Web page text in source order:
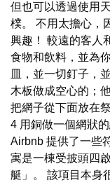
但也可以透過使用
樸。 不用太擔心，
興趣！ 較遠的客人
食物和飲料，並為
皿，並一切釘子，
木板做成空心的；
把網子從下面放在
4 用銅做一個網狀
Airbnb 提供了一些
寓是一棟受披頭四
艇」。 該項目本身